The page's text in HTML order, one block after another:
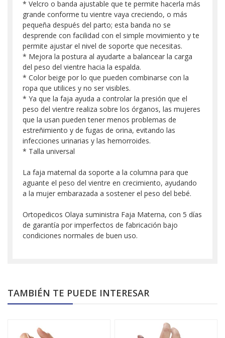
* Velcro o banda ajustable que te permite hacerla más
grande conforme tu vientre vaya creciendo, o más
pequeña después del parto; esta banda no se
desprende con facilidad con el simple movimiento y te
permite ajustar el nivel de soporte que necesitas.
* Mejora la postura al ayudarte a balancear la carga
del peso del vientre hacia la espalda.
* Color beige por lo que pueden combinarse con la
ropa que utilices y no ser visibles.
* Ya que la faja ayuda a controlar la presión que el
peso del vientre realiza sobre los órganos, las mujeres
que la usan pueden tener menos problemas de
estreñimiento y de fugas de orina, evitando las
infecciones urinarias y las hemorroides.
* Talla universal
La faja maternal da soporte a la columna para que
aguante el peso del vientre en crecimiento, ayudando
a la mujer embarazada a sostener el peso del bebé.
Ortopedicos Olaya suministra Faja Materna, con 5 días
de garantía por imperfectos de fabricación bajo
condiciones normales de buen uso.
TAMBIÉN TE PUEDE INTERESAR